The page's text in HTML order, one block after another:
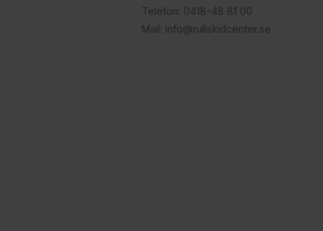
Telefon: 0418-48 81 00
Mail: info@rullskidcenter.se